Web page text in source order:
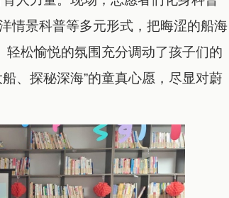
情景科普等多元形式，把晦涩的船海
轻松愉悦的氛围充分调动了孩子们的
、探秘深海”的童真心愿，尽显对蔚